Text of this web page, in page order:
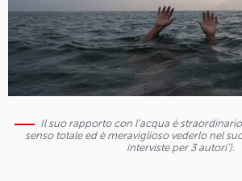
Il suo rapporto con l’acqua è
senso totale ed è meraviglioso vederlo nel
interviste per 3 autori’).